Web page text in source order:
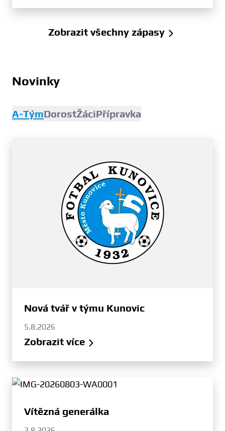
Zobrazit všechny zápasy
Novinky
A-TýmDorostŽáciPřípravka
Nová tvář v týmu Kunovic
5.8.2026
Zobrazit více
Vítězná generálka